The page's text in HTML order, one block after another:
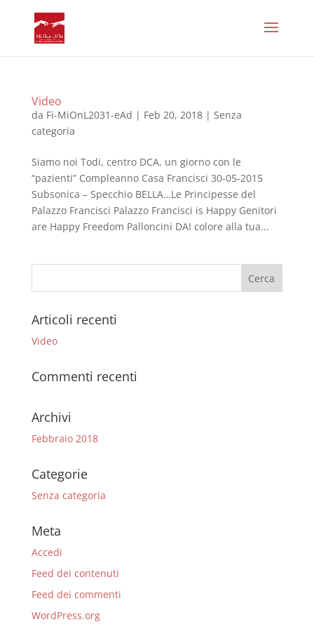
Video
da Fi-MiOnL2031-eAd | Feb 20, 2018| Senza
categoria
Siamo noi Todi, centro DCA, un giorno con le
“pazienti” Compleanno Casa Francisci 30-05-2015
Subsonica – Specchio BELLA…Le Principesse del
Palazzo Francisci Palazzo Francisci is Happy Genitori
are Happy Freedom Palloncini DAI colore alla tua...
Articoli recenti
Video
Commenti recenti
Archivi
Febbraio 2018
Categorie
Senza categoria
Meta
Accedi
Feed dei contenuti
Feed dei commenti
WordPress.org